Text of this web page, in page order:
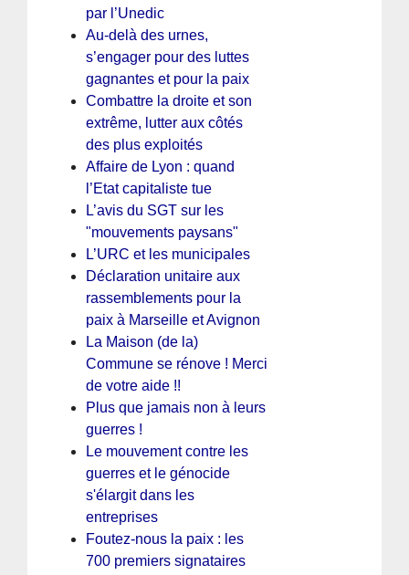
par l’Unedic
Au-delà des urnes,
s’engager pour des luttes
gagnantes et pour la paix
Combattre la droite et son
extrême, lutter aux côtés
des plus exploités
Affaire de Lyon : quand
l’Etat capitaliste tue
L’avis du SGT sur les
"mouvements paysans"
L’URC et les municipales
Déclaration unitaire aux
rassemblements pour la
paix à Marseille et Avignon
La Maison (de la)
Commune se rénove ! Merci
de votre aide !!
Plus que jamais non à leurs
guerres !
Le mouvement contre les
guerres et le génocide
s'élargit dans les
entreprises
Foutez-nous la paix : les
700 premiers signataires